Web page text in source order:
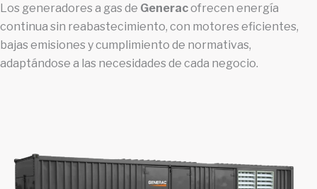
Los generadores a gas de Generacofrecen energía
continua sin reabastecimiento, con motores eficientes,
bajas emisiones y cumplimiento de normativas,
adaptándose a las necesidades de cada negocio.